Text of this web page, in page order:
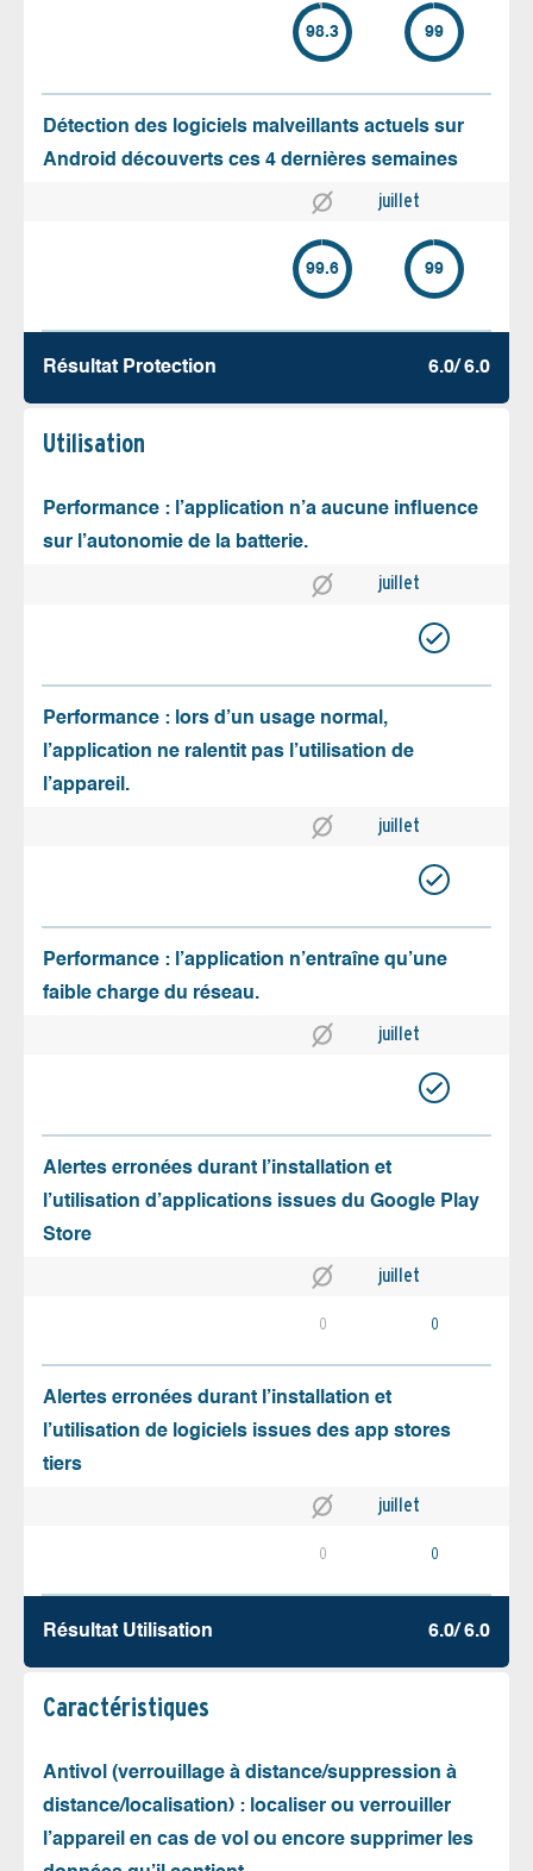
98.3 99
Détection des logiciels malveillants actuels sur
Android découverts ces 4 dernières semaines
juillet
99.6 99
Résultat Protection 6.0/ 6.0
Utilisation
Performance : l’application n’a aucune influence
sur l’autonomie de la batterie.
juillet
Performance : lors d’un usage normal,
l’application ne ralentit pas l’utilisation de
l’appareil.
juillet
Performance : l’application n’entraîne qu’une
faible charge du réseau.
juillet
Alertes erronées durant l’installation et
l’utilisation d’applications issues du Google Play
Store
juillet
0 0
Alertes erronées durant l’installation et
l’utilisation de logiciels issues des app stores
tiers
juillet
0 0
Résultat Utilisation 6.0/ 6.0
Caractéristiques
Antivol (verrouillage à distance/suppression à
distance/localisation) : localiser ou verrouiller
l’appareil en cas de vol ou encore supprimer les